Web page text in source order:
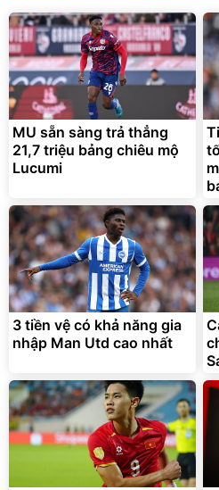
MU sẵn sàng trả thẳng
21,7 triệu bảng chiêu mộ
Lucumi
3 tiền vệ có khả năng gia
nhập Man Utd cao nhất